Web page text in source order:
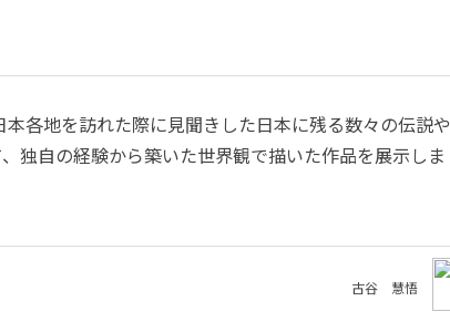
各地を訪れた際に見聞きした日本に残る数々の伝説や
独自の経験から築いた世界観で描いた作品を展示しま
古谷 慧悟